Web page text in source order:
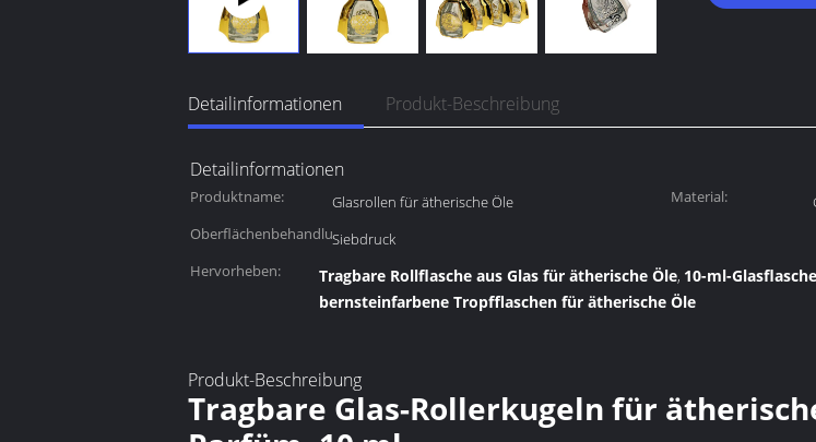
Detailinformationen Produkt-Beschreibung
Detailinformationen
Produktname: Glasrollen für ätherische Öle Material:
Oberflächenbehandlung::Siebdruck
Hervorheben:
Tragbare Rollflasche aus Glas für ätherische Öle, 10-ml-
bernsteinfarbene Tropfflaschen für ätherische Öle
Produkt-Beschreibung
Tragbare Glas-Rollerkugeln für